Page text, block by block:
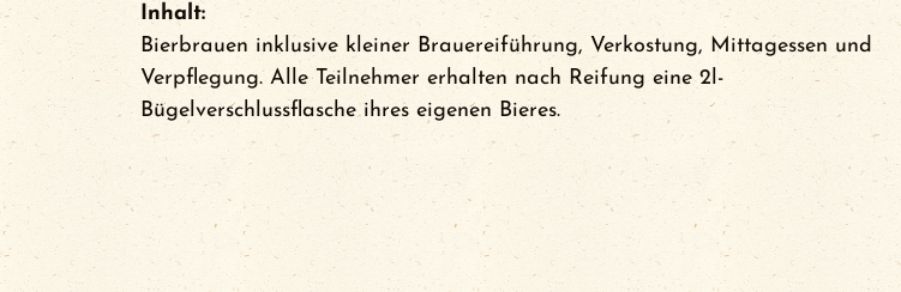
Inhalt:
Bierbrauen inklusive kleiner Brauereiführung, Verkostung, Mittagessen und
Verpflegung. Alle Teilnehmer erhalten nach Reifung eine 2l-
Bügelverschlussflasche ihres eigenen Bieres.